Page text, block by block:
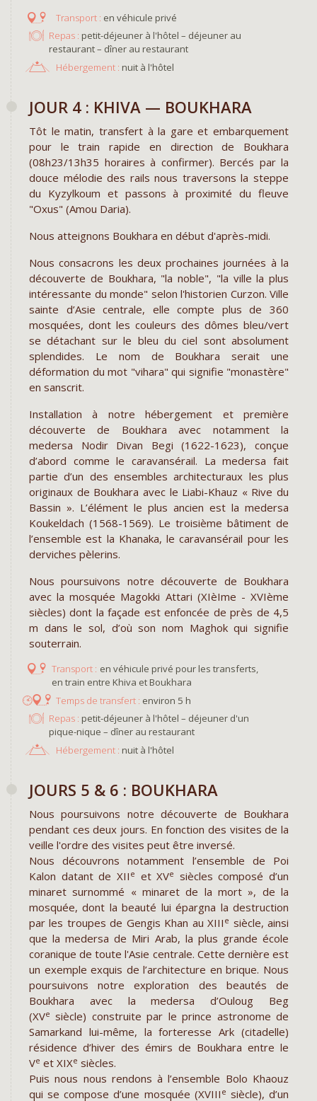
en véhicule privé
Repas : petit-déjeuner à l'hôtel – déjeuner au
restaurant – dîner au restaurant
Hébergement : nuit à l'hôtel
JOUR 4 : KHIVA — BOUKHARA
Tôt le matin, transfert à la gare et embarquement
pour le train rapide en direction de Boukhara
(08h23/13h35 horaires à confirmer). Bercés par la
douce mélodie des rails nous traversons la steppe
du Kyzylkoum et passons à proximité du fleuve
"Oxus" (Amou Daria).
Nous atteignons Boukhara en début d'après-midi.
Nous consacrons les deux prochaines journées à la
découverte de Boukhara, "la noble", "la ville la plus
intéressante du monde" selon l'historien Curzon. Ville
sainte d’Asie centrale, elle compte plus de 360
mosquées, dont les couleurs des dômes bleu/vert
se détachant sur le bleu du ciel sont absolument
splendides. Le nom de Boukhara serait une
déformation du mot "vihara" qui signifie "monastère"
en sanscrit.
Installation à notre hébergement et première
découverte de Boukhara avec notamment la
medersa Nodir Divan Begi (1622-1623), conçue
d’abord comme le caravansérail. La medersa fait
partie d’un des ensembles architecturaux les plus
originaux de Boukhara avec le Liabi-Khauz « Rive du
Bassin ». L’élément le plus ancien est la medersa
Koukeldach (1568-1569). Le troisième bâtiment de
l’ensemble est la Khanaka, le caravansérail pour les
derviches pèlerins.
Nous poursuivons notre découverte de Boukhara
avec la mosquée Magokki Attari (XIèIme - XVIème
siècles) dont la façade est enfoncée de près de 4,5
m dans le sol, d’où son nom Maghok qui signifie
souterrain.
en véhicule privé pour les transferts,
en train entre Khiva et Boukhara
environ 5 h
Repas : petit-déjeuner à l'hôtel – déjeuner d'un
pique-nique – dîner au restaurant
Hébergement : nuit à l'hôtel
JOURS 5 & 6 : BOUKHARA
Nous poursuivons notre découverte de Boukhara
pendant ces deux jours. En fonction des visites de la
veille l'ordre des visites peut être inversé.
Nous découvrons notamment l’ensemble de Poi
Kalon datant de XII e et XVe siècles composé d’un
minaret surnommé « minaret de la mort », de la
mosquée, dont la beauté lui épargna la destruction
par les troupes de Gengis Khan au XIII e siècle, ainsi
que la medersa de Miri Arab, la plus grande école
coranique de toute l'Asie centrale. Cette dernière est
un exemple exquis de l’architecture en brique. Nous
poursuivons notre exploration des beautés de
Boukhara avec la medersa d’Ouloug Beg
(XVe siècle) construite par le prince astronome de
Samarkand lui-même, la forteresse Ark (citadelle)
résidence d’hiver des émirs de Boukhara entre le
Ve et XIXe siècles.
Puis nous nous rendons à l’ensemble Bolo Khaouz
qui se compose d’une mosquée (XVIII e siècle), d’un